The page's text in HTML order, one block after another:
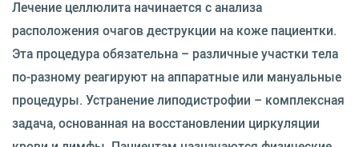
Лечение целлюлита начинается с анализа
расположения очагов деструкции на коже пациентки.
Эта процедура обязательна – различные участки тела
по-разному реагируют на аппаратные или мануальные
процедуры. Устранение липодистрофии – комплексная
задача, основанная на восстановлении циркуляции